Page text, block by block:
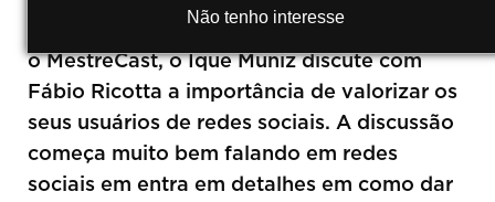
Não tenho interesse
o MestreCast, o Ique Muniz discute com
Fábio Ricotta a importância de valorizar os
seus usuários de redes sociais. A discussão
começa muito bem falando em redes
sociais em entra em detalhes em como dar